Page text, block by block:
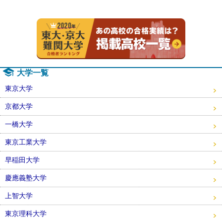
大学一覧
東京大学
京都大学
一橋大学
東京工業大学
早稲田大学
慶應義塾大学
上智大学
東京理科大学